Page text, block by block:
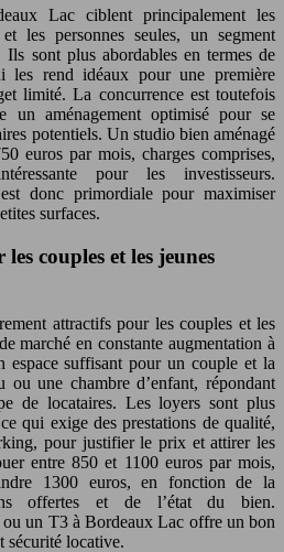
Lac ciblent principalement les
les personnes seules, un segment
sont plus abordables en termes de
les rend idéaux pour une première
limité. La concurrence est toutefois
un aménagement optimisé pour se
potentiels. Un studio bien aménagé
euros par mois, charges comprises,
pour les investisseurs.
donc primordiale pour maximiser
surfaces.
couples et les jeunes
attractifs pour les couples et les
marché en constante augmentation à
suffisant pour un couple et la
ou une chambre d’enfant, répondant
de locataires. Les loyers sont plus
qui exige des prestations de qualité,
pour justifier le prix et attirer les
entre 850 et 1100 euros par mois,
1300 euros, en fonction de la
offertes et de l’état du bien.
ou un T3 à Bordeaux Lac offre un bon
sécurité locative.